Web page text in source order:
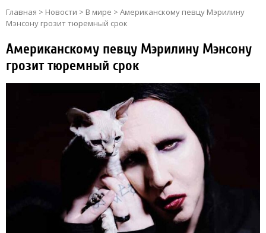
Главная > Новости > В мире > Американскому певцу Мэрилину
Мэнсону грозит тюремный срок
Американскому певцу Мэрилину Мэнсону
грозит тюремный срок